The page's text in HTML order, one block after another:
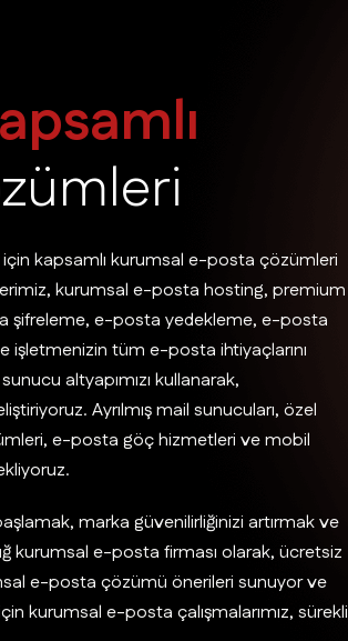
psamlı
zümleri
için kapsamlı kurumsal e-posta çözümleri
kurumsal e-posta hosting, premium
şifreleme, e-posta yedekleme, e-posta
tüm e-posta ihtiyaçlarını
altyapımızı kullanarak,
Ayrılmış mail sunucuları, özel
e-posta göç hizmetleri ve mobil
marka güvenilirliğinizi artırmak ve
kurumsal e-posta firması olarak, ücretsiz
e-posta çözümü önerileri sunuyor ve
kurumsal e-posta çalışmalarımız, sürekli